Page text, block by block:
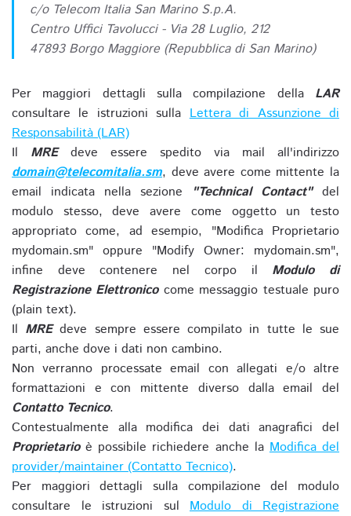
c/o Telecom Italia San Marino S.p.A.
Centro Uffici Tavolucci - Via 28 Luglio, 212
47893 Borgo Maggiore (Repubblica di San Marino)
Per maggiori dettagli sulla compilazione della LAR
consultare le istruzioni sullaLettera di Assunzione di
Responsabilità (LAR)
Il MREdeve essere spedito via mail all'indirizzo
domain@telecomitalia.sm, deve avere come mittente la
email indicata nella sezione
"Technical Contact"del
modulo stesso, deve avere come oggetto un testo
appropriato come, ad esempio, "Modifica Proprietario
mydomain.sm" oppure "Modify Owner: mydomain.sm",
infine deve contenere nel corpo il Modulo di
Registrazione Elettronicocome messaggio testuale puro
(plain text).
Il MREdeve sempre essere compilato in tutte le sue
parti, anche dove i dati non cambino.
Non verranno processate email con allegati e/o altre
formattazioni e con mittente diverso dalla email del
Contatto Tecnico.
Contestualmente alla modifica dei dati anagrafici del
Proprietarioè possibile richiedere anche laModifica del
provider/maintainer (Contatto Tecnico).
Per maggiori dettagli sulla compilazione del modulo
consultare le istruzioni sul Modulo di Registrazione